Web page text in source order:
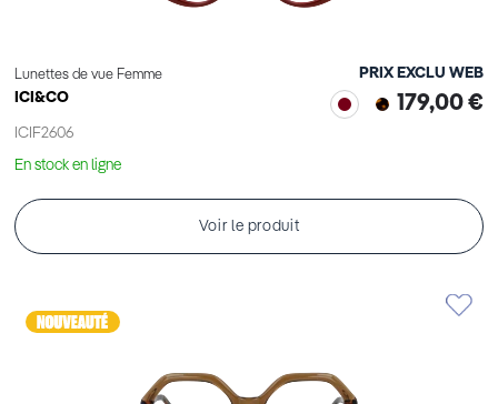
Lunettes de vue Femme
ICI&CO
ICIF2606
PRIX EXCLU WEB
179,00 €
En stock en ligne
Voir le produit